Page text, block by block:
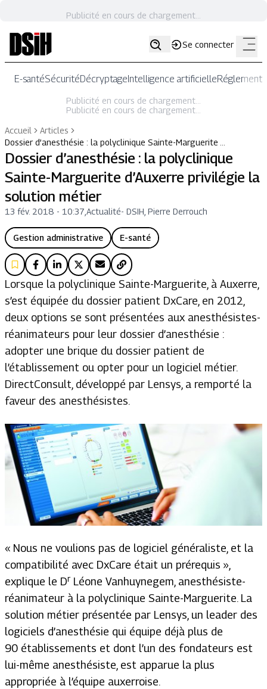
Publicité en cours de chargement...
Se connecter
E-santéSécuritéDécryptageIntelligence artificielle
Publicité en cours de chargement...
Publicité en cours de chargement...
Accueil
Articles
Dossier d’anesthésie : la polyclinique Sainte-Marguerite …
Dossier d’anesthésie : la polyclinique
Sainte-Marguerite d’Auxerre privilégie la
solution métier
13 fév. 2018 - 10:37 Actualité- DSIH, Pierre Derrouch
Gestion administrative E-santé
Lorsque la polyclinique Sainte-Marguerite, à Auxerre,
s’est équipée du dossier patient DxCare, en 2012,
deux options se sont présentées aux anesthésistes-
réanimateurs pour leur dossier d’anesthésie :
adopter une brique du dossier patient de
l’établissement ou opter pour un logiciel métier.
DirectConsult, développé par Lensys, a remporté la
faveur des anesthésistes.
« Nous ne voulions pas de logiciel généraliste, et la
compatibilité avec DxCare était un prérequis »,
explique le Dr Léone Vanhuynegem, anesthésiste-
réanimateur à la polyclinique Sainte-Marguerite. La
solution métier présentée par Lensys, un leader des
logiciels d’anesthésie qui équipe déjà plus de
90 établissements et dont l’un des fondateurs est
lui-même anesthésiste, est apparue la plus
appropriée à l’équipe auxerroise.